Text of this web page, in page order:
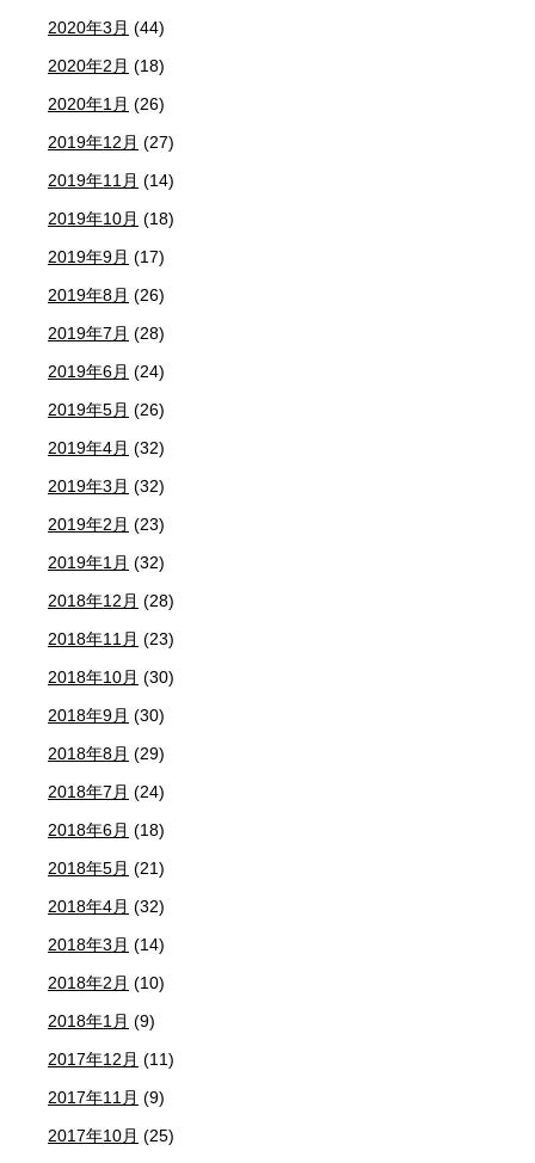
2020年3月 (44)
2020年2月 (18)
2020年1月 (26)
2019年12月 (27)
2019年11月 (14)
2019年10月 (18)
2019年9月 (17)
2019年8月 (26)
2019年7月 (28)
2019年6月 (24)
2019年5月 (26)
2019年4月 (32)
2019年3月 (32)
2019年2月 (23)
2019年1月 (32)
2018年12月 (28)
2018年11月 (23)
2018年10月 (30)
2018年9月 (30)
2018年8月 (29)
2018年7月 (24)
2018年6月 (18)
2018年5月 (21)
2018年4月 (32)
2018年3月 (14)
2018年2月 (10)
2018年1月 (9)
2017年12月 (11)
2017年11月 (9)
2017年10月 (25)